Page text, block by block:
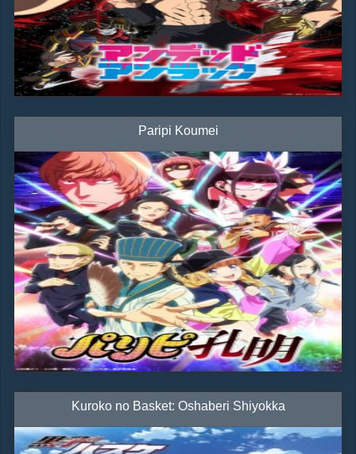
Paripi Koumei
Kuroko no Basket: Oshaberi Shiyokka